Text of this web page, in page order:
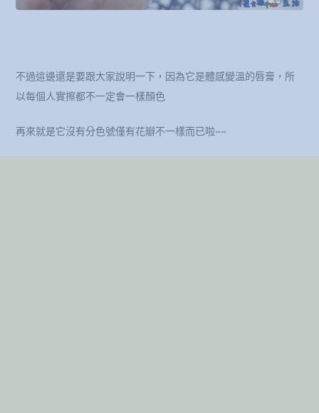
不過這邊還是要跟大家說明一下，因為它是體感變溫的唇膏，所
以每個人實擦都不一定會一樣顏色
再來就是它沒有分色號僅有花瓣不一樣而已啦~~